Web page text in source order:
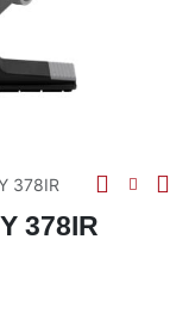
378IR
378IR